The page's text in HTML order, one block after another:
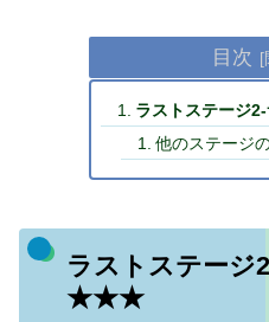
目次
ラストステージ
他のステージ
ラストステージ
★★★